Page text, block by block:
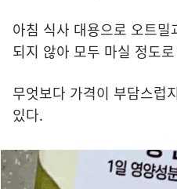
아침 식사 대용으로 오트
되지 않아 모두 마실 정도
무엇보다 가격이 부담스럽
있다.